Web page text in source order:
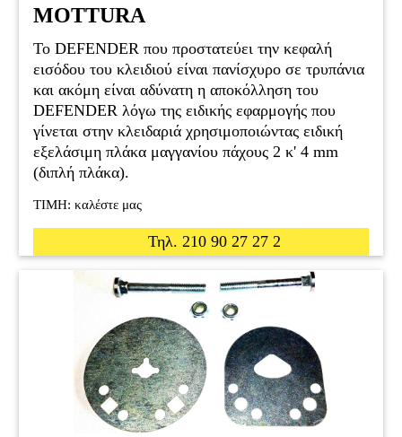
MOTTURA
To DEFENDER που προστατεύει την κεφαλή
εισόδου του κλειδιού είναι πανίσχυρο σε τρυπάνια
και ακόμη είναι αδύνατη η αποκόλληση του
DEFENDER λόγω της ειδικής εφαρμογής που
γίνεται στην κλειδαριά χρησιμοποιώντας ειδική
εξελάσιμη πλάκα μαγγανίου πάχους 2 κ' 4 mm
(διπλή πλάκα).
ΤΙΜΗ: καλέστε μας
Τηλ. 210 90 27 27 2